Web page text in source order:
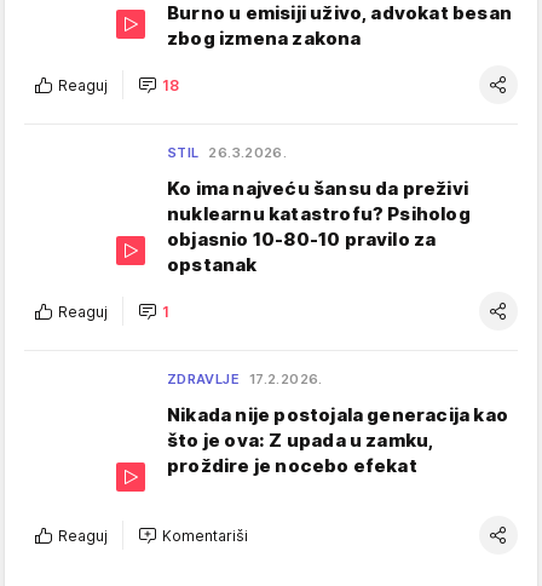
Burno u emisiji uživo, advokat besan
zbog izmena zakona
Reaguj 18
STIL 26.3.2026.
Ko ima najveću šansu da preživi
nuklearnu katastrofu? Psiholog
objasnio 10-80-10 pravilo za
opstanak
Reaguj 1
ZDRAVLJE 17.2.2026.
Nikada nije postojala generacija kao
što je ova: Z upada u zamku,
proždire je nocebo efekat
Reaguj Komentariši